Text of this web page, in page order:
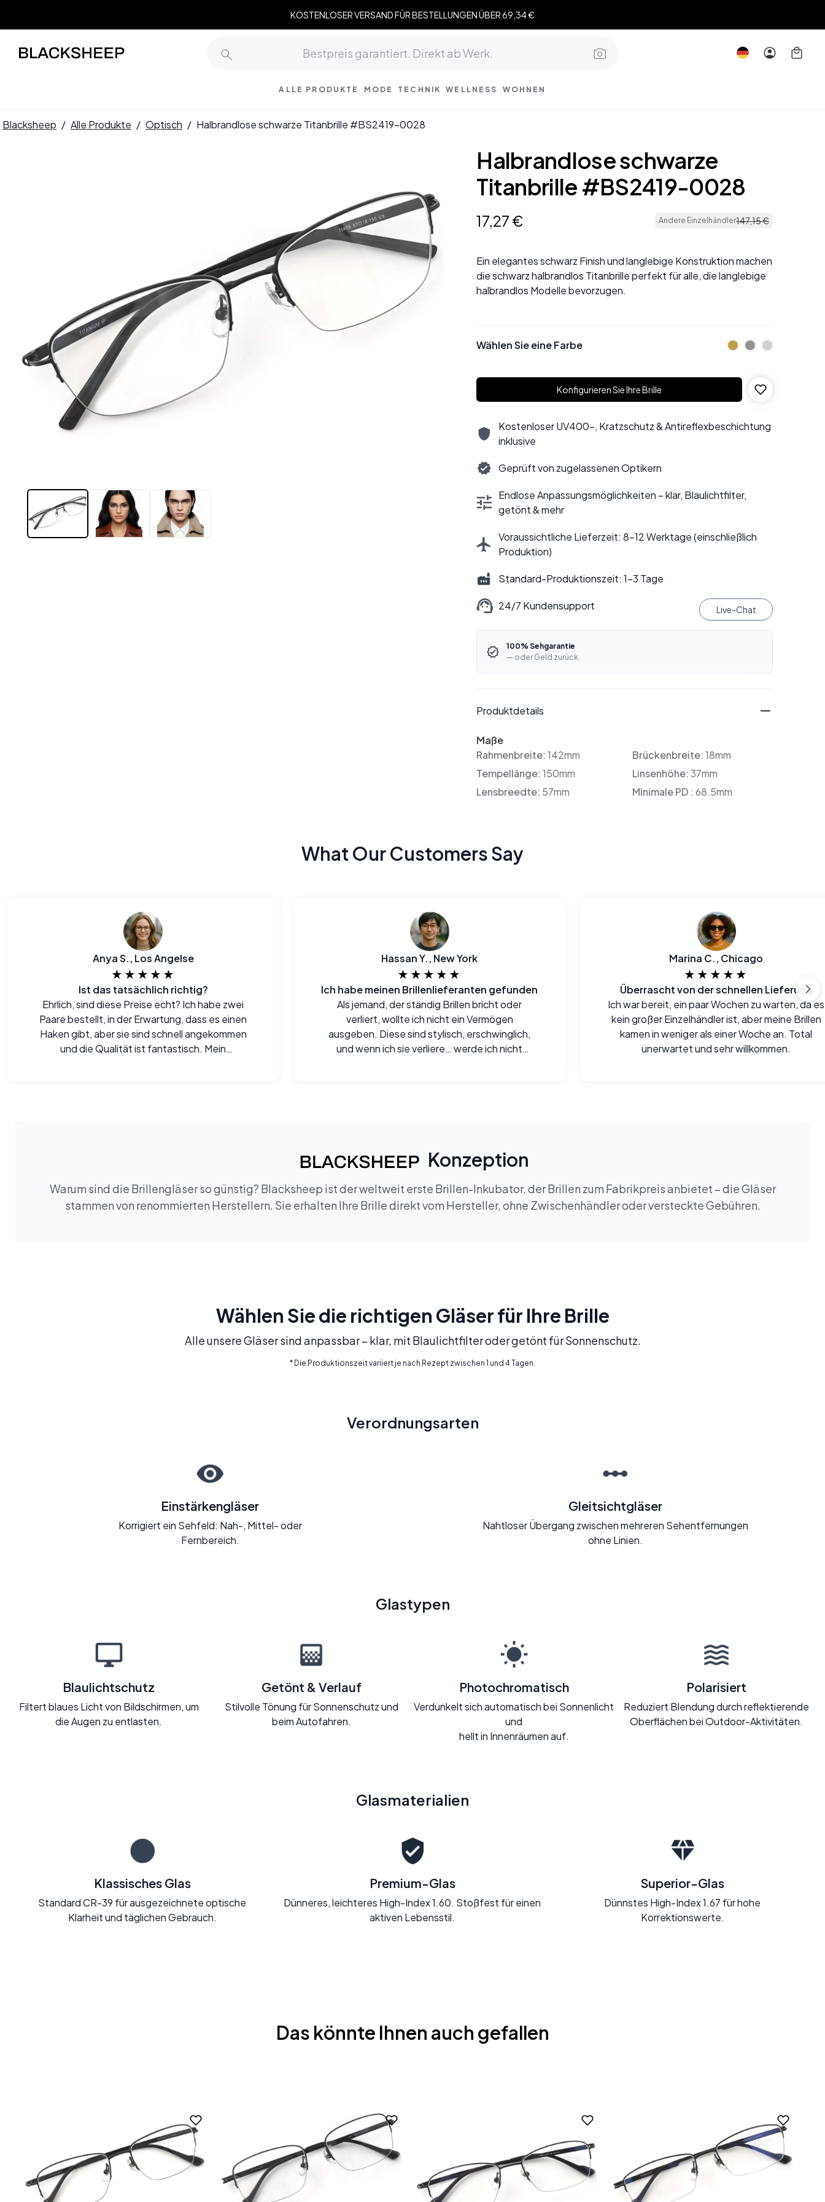
KOSTENLOSER VERSAND FÜR BESTELLUNGEN ÜBER 69,34 €
ALLE PRODUKTE MODE TECHNIK WELLNESS WOHNEN
Blacksheep / Alle Produkte / Optisch / Halbrandlose schwarze Titanbrille #BS2419-0028
Halbrandlose schwarze
Titanbrille #BS2419-0028
17,27 € Andere Einzelhändler147,15€
Ein elegantes schwarz Finish und langlebige Konstruktion machen
die schwarz halbrandlos Titanbrille perfekt für alle, die langlebige
halbrandlos Modelle bevorzugen.
Wählen Sie eine Farbe
Konfigurieren Sie Ihre Brille
Kostenloser UV400-, Kratzschutz & Antireflexbeschichtung
inklusive
Geprüft von zugelassenen Optikern
Endlose Anpassungsmöglichkeiten – klar, Blaulichtfilter,
getönt & mehr
Voraussichtliche Lieferzeit: 8–12 Werktage (einschließlich
Produktion)
Standard-Produktionszeit: 1–3 Tage
24/7 Kundensupport Live-Chat
100% Sehgarantie
— oder Geld zurück.
Produktdetails
Maße
Rahmenbreite:142mm Brückenbreite:18mm
Tempellänge:150mm Linsenhöhe:37mm
Lensbreedte: 57mm Minimale PD :68.5mm
What Our Customers Say
Anya S., Los Angelse
★★★★★
Ist das tatsächlich richtig?
Ehrlich, sind diese Preise echt? Ich habe zwei
Paare bestellt, in der Erwartung, dass es einen
Haken gibt, aber sie sind schnell angekommen
und die Qualität ist fantastisch. Mein
Hassan Y., New York
★★★★★
Ich habe meinen Brillenlieferanten gefunden
Als jemand, der ständig Brillen bricht oder
verliert, wollte ich nicht ein Vermögen
ausgeben. Diese sind stylisch, erschwinglich,
und wenn ich sie verliere… werde ich nicht
Marina C., Chicago
★★★★★
Überrascht von der schnellen Lieferung
Ich war bereit, ein paar Wochen zu warten, da es
kein großer Einzelhändler ist, aber meine Brillen
kamen in weniger als einer Woche an. Total
unerwartet und sehr willkommen.
Konzeption
Warum sind die Brillengläser so günstig? Blacksheep ist der weltweit erste Brillen-Inkubator, der Brillen zum Fabrikpreis anbietet – die Gläser
stammen von renommierten Herstellern. Sie erhalten Ihre Brille direkt vom Hersteller, ohne Zwischenhändler oder versteckte Gebühren.
Wählen Sie die richtigen Gläser für Ihre Brille
Alle unsere Gläser sind anpassbar – klar, mit Blaulichtfilter oder getönt für Sonnenschutz.
* Die Produktionszeit variiert je nach Rezept zwischen 1 und 4 Tagen.
Verordnungsarten
Einstärkengläser
Korrigiert ein Sehfeld: Nah-, Mittel- oder
Fernbereich.
Gleitsichtgläser
Nahtloser Übergang zwischen mehreren Sehentfernungen
ohne Linien.
Glastypen
Blaulichtschutz
Filtert blaues Licht von Bildschirmen, um
die Augen zu entlasten.
Getönt & Verlauf
Stilvolle Tönung für Sonnenschutz und
beim Autofahren.
Photochromatisch
Verdunkelt sich automatisch bei Sonnenlicht
und
hellt in Innenräumen auf.
Polarisiert
Reduziert Blendung durch reflektierende
Oberflächen bei Outdoor-Aktivitäten.
Glasmaterialien
Klassisches Glas
Standard CR-39 für ausgezeichnete optische
Klarheit und täglichen Gebrauch.
Premium-Glas
Dünneres, leichteres High-Index 1.60. Stoßfest für einen
aktiven Lebensstil.
Superior-Glas
Dünnstes High-Index 1.67 für hohe
Korrektionswerte.
Das könnte Ihnen auch gefallen